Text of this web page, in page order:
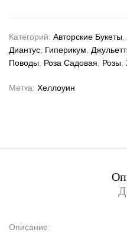
Категорий: Авторские Букеты
Диантус Гиперикум
Поводы Роза Садовая Розы
Метка: Хеллоуин
Описание: